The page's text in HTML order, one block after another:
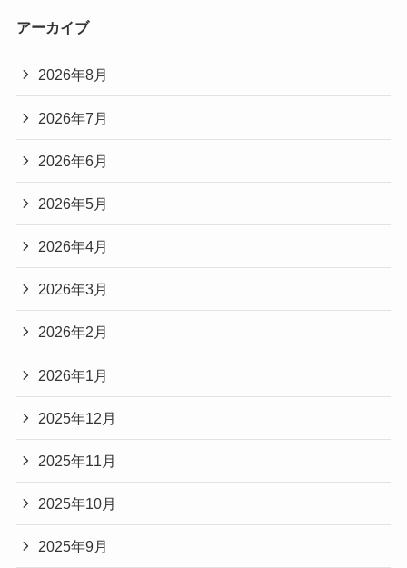
アーカイブ
2026年8月
2026年7月
2026年6月
2026年5月
2026年4月
2026年3月
2026年2月
2026年1月
2025年12月
2025年11月
2025年10月
2025年9月